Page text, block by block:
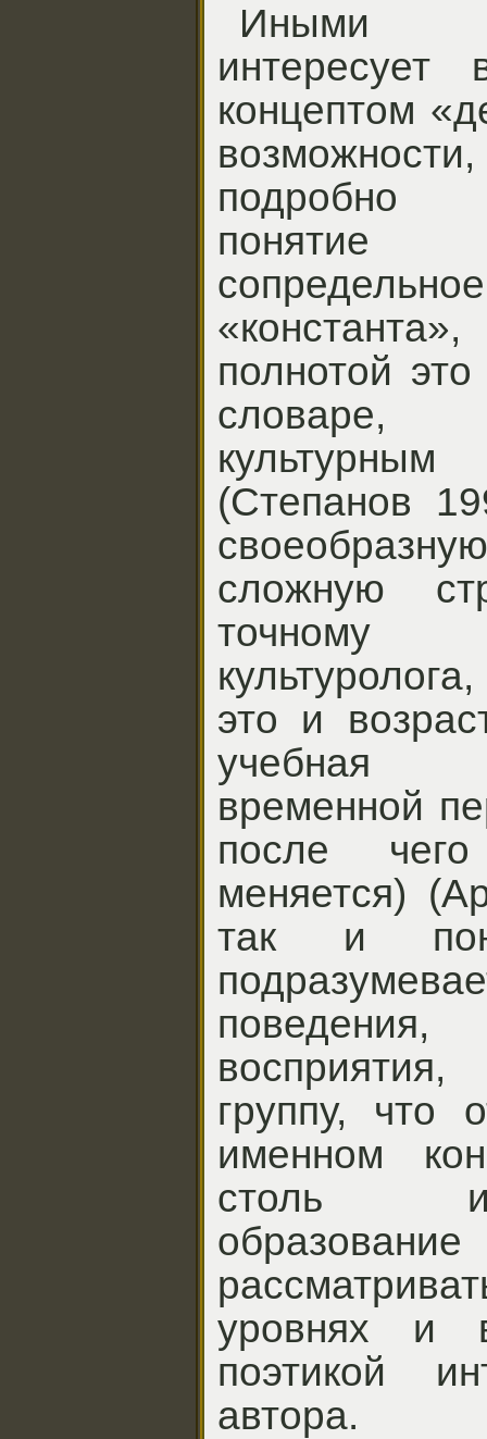
Иными
интересует
концептом
подробно
понятие
полнотой
словаре,
(Степанов
сложную
это и
учебная
временной
после
меняется)
так и
группу, что
именном
столь
уровнях и
поэтикой
автора.